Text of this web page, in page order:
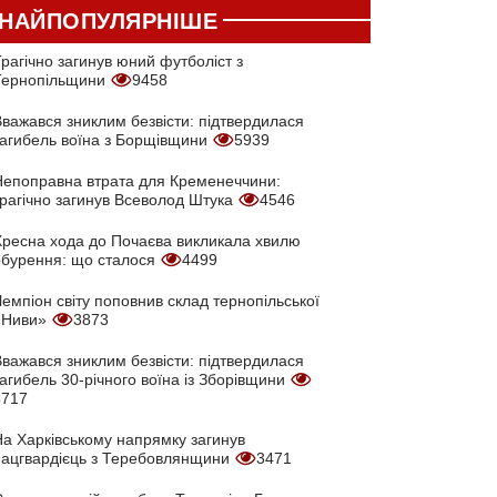
НАЙПОПУЛЯРНІШЕ
загинув юний футболіст з
9458
зниклим безвісти: підтвердилася
воїна з Борщівщини
5939
втрата для Кременеччини:
загинув Всеволод Штука
4546
хода до Почаєва викликала хвилю
що сталося
4499
світу поповнив склад тернопільської
3873
зниклим безвісти: підтвердилася
30-річного воїна із Зборівщини
Харківському напрямку загинув
з Теребовлянщини
3471